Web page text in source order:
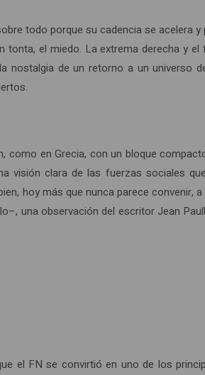
todo porque su cadencia se acelera
el miedo. La extrema derecha y
nostalgia de un retorno a un
como en Grecia, con un bloque
visión clara de las fuerzas sociales
hoy más que nunca parece
una observación del escritor Jean
el FN se convirtió en uno de los